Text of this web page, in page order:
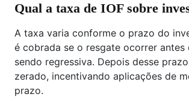
Qual a taxa de IOF sobre
A taxa varia conforme o prazo do
é cobrada se o resgate ocorrer antes
sendo regressiva. Depois desse
zerado, incentivando aplicações de
prazo.